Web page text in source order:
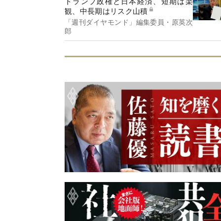
観、中長期はリスク山積
「週刊ダイヤモンド」編集委員・原英次
郎